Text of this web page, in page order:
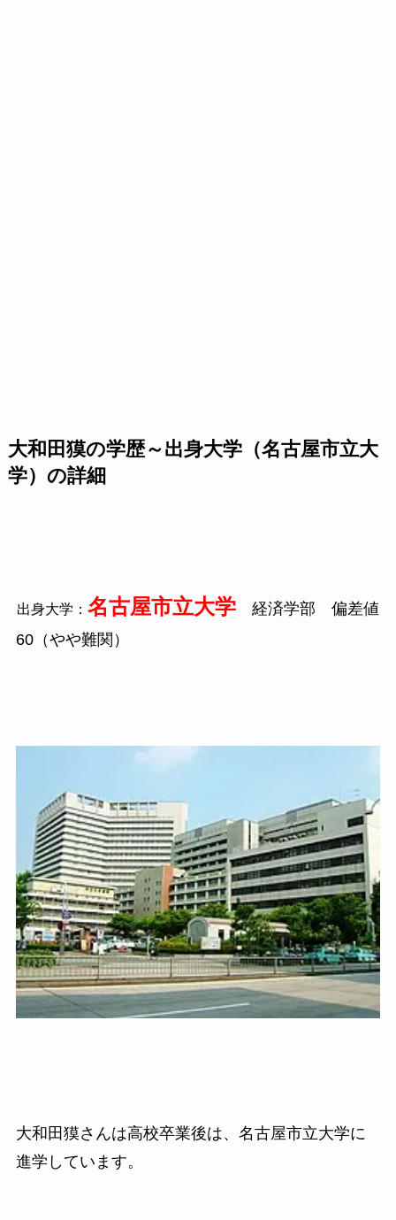
大和田獏の学歴～出身大学（名古屋市立大
学）の詳細
出身大学： 名古屋市立大学経済学部 偏差値
60（やや難関）
大和田獏さんは高校卒業後は、名古屋市立大学に
進学しています。